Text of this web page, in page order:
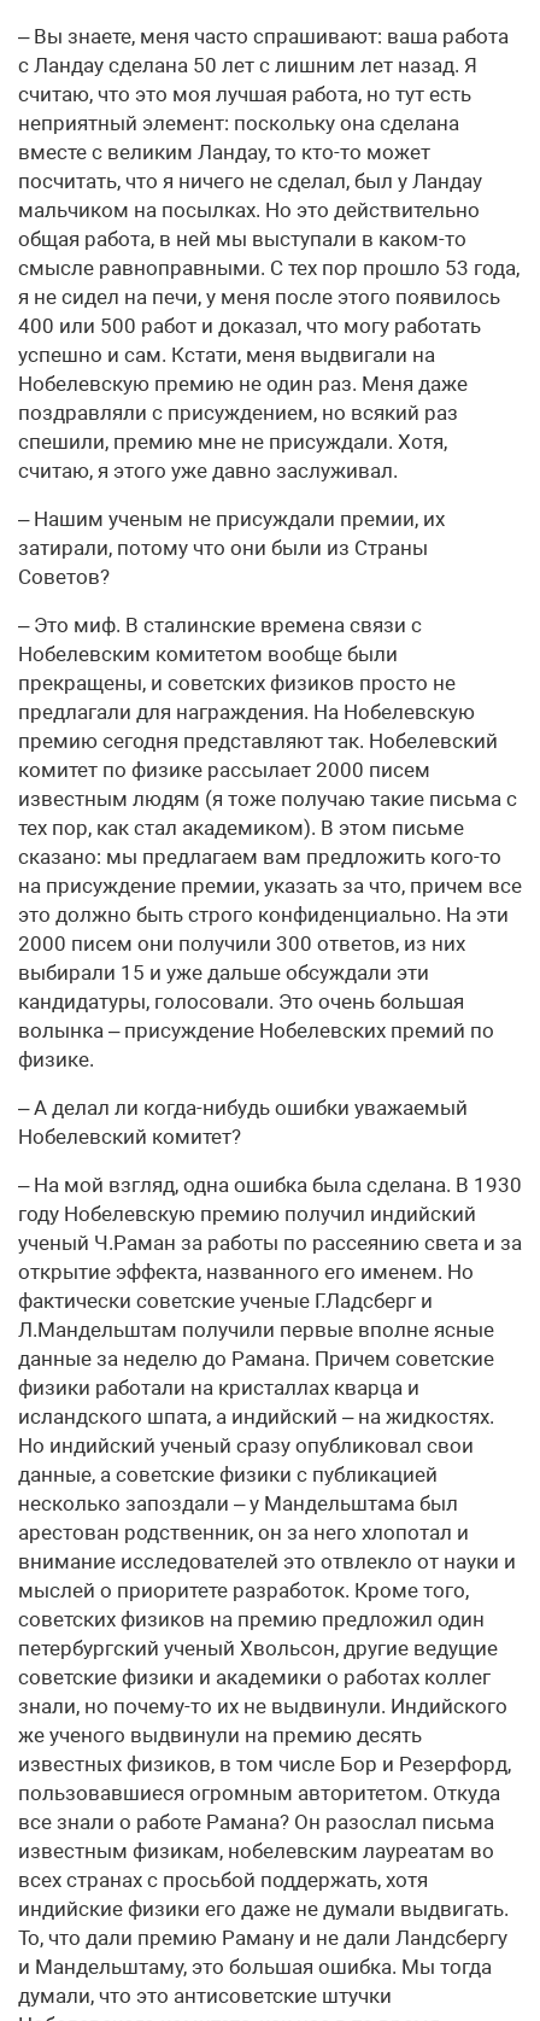
– Вы знаете, меня часто спрашивают: ваша работа
с Ландау сделана 50 лет с лишним лет назад. Я
считаю, что это моя лучшая работа, но тут есть
неприятный элемент: поскольку она сделана
вместе с великим Ландау, то кто-то может
посчитать, что я ничего не сделал, был у Ландау
мальчиком на посылках. Но это действительно
общая работа, в ней мы выступали в каком-то
смысле равноправными. С тех пор прошло 53 года,
я не сидел на печи, у меня после этого появилось
400 или 500 работ и доказал, что могу работать
успешно и сам. Кстати, меня выдвигали на
Нобелевскую премию не один раз. Меня даже
поздравляли с присуждением, но всякий раз
спешили, премию мне не присуждали. Хотя,
считаю, я этого уже давно заслуживал.
– Нашим ученым не присуждали премии, их
затирали, потому что они были из Страны
Советов?
– Это миф. В сталинские времена связи с
Нобелевским комитетом вообще были
прекращены, и советских физиков просто не
предлагали для награждения. На Нобелевскую
премию сегодня представляют так. Нобелевский
комитет по физике рассылает 2000 писем
известным людям (я тоже получаю такие письма с
тех пор, как стал академиком). В этом письме
сказано: мы предлагаем вам предложить кого-то
на присуждение премии, указать за что, причем все
это должно быть строго конфиденциально. На эти
2000 писем они получили 300 ответов, из них
выбирали 15 и уже дальше обсуждали эти
кандидатуры, голосовали. Это очень большая
волынка – присуждение Нобелевских премий по
физике.
– А делал ли когда-нибудь ошибки уважаемый
Нобелевский комитет?
– На мой взгляд, одна ошибка была сделана. В 1930
году Нобелевскую премию получил индийский
ученый Ч.Раман за работы по рассеянию света и за
открытие эффекта, названного его именем. Но
фактически советские ученые Г.Ладсберг и
Л.Мандельштам получили первые вполне ясные
данные за неделю до Рамана. Причем советские
физики работали на кристаллах кварца и
исландского шпата, а индийский – на жидкостях.
Но индийский ученый сразу опубликовал свои
данные, а советские физики с публикацией
несколько запоздали – у Мандельштама был
арестован родственник, он за него хлопотал и
внимание исследователей это отвлекло от науки и
мыслей о приоритете разработок. Кроме того,
советских физиков на премию предложил один
петербургский ученый Хвольсон, другие ведущие
советские физики и академики о работах коллег
знали, но почему-то их не выдвинули. Индийского
же ученого выдвинули на премию десять
известных физиков, в том числе Бор и Резерфорд,
пользовавшиеся огромным авторитетом. Откуда
все знали о работе Рамана? Он разослал письма
известным физикам, нобелевским лауреатам во
всех странах с просьбой поддержать, хотя
индийские физики его даже не думали выдвигать.
То, что дали премию Раману и не дали Ландсбергу
и Мандельштаму, это большая ошибка. Мы тогда
думали, что это антисоветские штучки